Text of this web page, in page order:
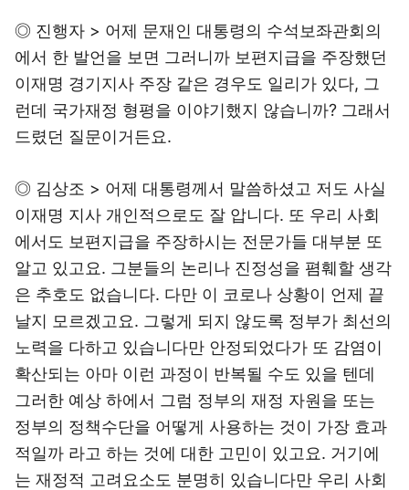
◎ 진행자 > 어제 문재인 대통령의 수석보좌관회의
에서 한 발언을 보면 그러니까 보편지급을 주장했던
이재명 경기지사 주장 같은 경우도 일리가 있다, 그
런데 국가재정 형평을 이야기했지 않습니까? 그래서
드렸던 질문이거든요.
◎ 김상조 > 어제 대통령께서 말씀하셨고 저도 사실
이재명 지사 개인적으로도 잘 압니다. 또 우리 사회
에서도 보편지급을 주장하시는 전문가들 대부분 또
알고 있고요. 그분들의 논리나 진정성을 폄훼할 생각
은 추호도 없습니다. 다만 이 코로나 상황이 언제 끝
날지 모르겠고요. 그렇게 되지 않도록 정부가 최선의
노력을 다하고 있습니다만 안정되었다가 또 감염이
확산되는 아마 이런 과정이 반복될 수도 있을 텐데
그러한 예상 하에서 그럼 정부의 재정 자원을 또는
정부의 정책수단을 어떻게 사용하는 것이 가장 효과
적일까 라고 하는 것에 대한 고민이 있고요. 거기에
는 재정적 고려요소도 분명히 있습니다만 우리 사회